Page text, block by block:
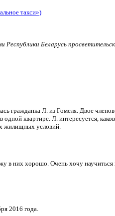
такси»)
Беларусь
Л. из Гомеля. Двое
квартире. Л. интересуется,
жилищных условий.
в них хорошо. Очень хочу
2016 года.